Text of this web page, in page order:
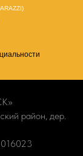
район, дер.